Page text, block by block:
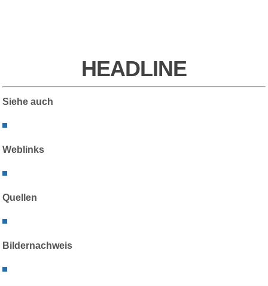
HEADLINE
Siehe auch
Weblinks
Quellen
Bildernachweis